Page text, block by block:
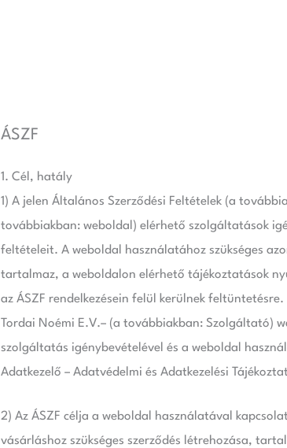
ÁSZF
1. Cél, hatály
1) A jelen Általános Szerződési Feltételek (a
továbbiakban: weboldal) elérhető szolgáltatások
feltételeit. A weboldal használatához szükséges
tartalmaz, a weboldalon elérhető tájékoztatások
az ÁSZF rendelkezésein felül kerülnek
Tordai Noémi E.V.– (a továbbiakban: Szolgáltató)
szolgáltatás igénybevételével és a weboldal
Adatkezelő – Adatvédelmi és Adatkezelési
2) Az ÁSZF célja a weboldal használatával
vásárláshoz szükséges szerződés létrehozása,